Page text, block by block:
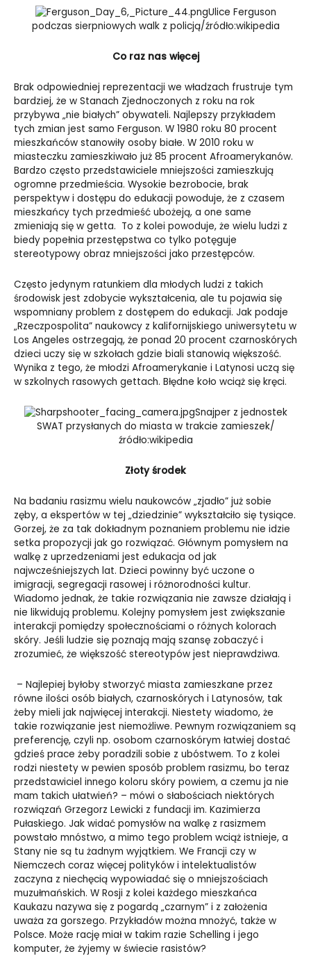
Ulice Ferguson
podczas sierpniowych walk z policją/źródło:wikipedia
Co raz nas więcej
Brak odpowiedniej reprezentacji we władzach frustruje tym
bardziej, że w Stanach Zjednoczonych z roku na rok
przybywa „nie białych” obywateli. Najlepszy przykładem
tych zmian jest samo Ferguson. W 1980 roku 80 procent
mieszkańców stanowiły osoby białe. W 2010 roku w
miasteczku zamieszkiwało już 85 procent Afroamerykanów.
Bardzo często przedstawiciele mniejszości zamieszkują
ogromne przedmieścia. Wysokie bezrobocie, brak
perspektyw i dostępu do edukacji powoduje, że z czasem
mieszkańcy tych przedmieść ubożeją, a one same
zmieniają się w getta. To z kolei powoduje, że wielu ludzi z
biedy popełnia przestępstwa co tylko potęguje
stereotypowy obraz mniejszości jako przestępców.
Często jedynym ratunkiem dla młodych ludzi z takich
środowisk jest zdobycie wykształcenia, ale tu pojawia się
wspomniany problem z dostępem do edukacji. Jak podaje
„Rzeczpospolita” naukowcy z kalifornijskiego uniwersytetu w
Los Angeles ostrzegają, że ponad 20 procent czarnoskórych
dzieci uczy się w szkołach gdzie biali stanowią większość.
Wynika z tego, że młodzi Afroamerykanie i Latynosi uczą się
w szkolnych rasowych gettach. Błędne koło wciąż się kręci.
Snajper z jednostek
SWAT przysłanych do miasta w trakcie zamieszek/
źródło:wikipedia
Złoty środek
Na badaniu rasizmu wielu naukowców „zjadło” już sobie
zęby, a ekspertów w tej „dziedzinie” wykształciło się tysiące.
Gorzej, że za tak dokładnym poznaniem problemu nie idzie
setka propozycji jak go rozwiązać. Głównym pomysłem na
walkę z uprzedzeniami jest edukacja od jak
najwcześniejszych lat. Dzieci powinny być uczone o
imigracji, segregacji rasowej i różnorodności kultur.
Wiadomo jednak, że takie rozwiązania nie zawsze działają i
nie likwidują problemu. Kolejny pomysłem jest zwiększanie
interakcji pomiędzy społecznościami o różnych kolorach
skóry. Jeśli ludzie się poznają mają szansę zobaczyć i
zrozumieć, że większość stereotypów jest nieprawdziwa.
– Najlepiej byłoby stworzyć miasta zamieszkane przez
równe ilości osób białych, czarnoskórych i Latynosów, tak
żeby mieli jak najwięcej interakcji. Niestety wiadomo, że
takie rozwiązanie jest niemożliwe. Pewnym rozwiązaniem są
preferencję, czyli np. osobom czarnoskórym łatwiej dostać
gdzieś prace żeby poradzili sobie z ubóstwem. To z kolei
rodzi niestety w pewien sposób problem rasizmu, bo teraz
przedstawiciel innego koloru skóry powiem, a czemu ja nie
mam takich ułatwień? – mówi o słabościach niektórych
rozwiązań Grzegorz Lewicki z fundacji im. Kazimierza
Pułaskiego. Jak widać pomysłów na walkę z rasizmem
powstało mnóstwo, a mimo tego problem wciąż istnieje, a
Stany nie są tu żadnym wyjątkiem. We Francji czy w
Niemczech coraz więcej polityków i intelektualistów
zaczyna z niechęcią wypowiadać się o mniejszościach
muzułmańskich. W Rosji z kolei każdego mieszkańca
Kaukazu nazywa się z pogardą „czarnym” i z założenia
uważa za gorszego. Przykładów można mnożyć, także w
Polsce. Może rację miał w takim razie Schelling i jego
komputer, że żyjemy w świecie rasistów?